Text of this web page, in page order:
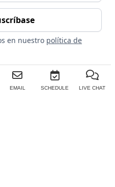
en nuestro política de
EMAIL SCHEDULE LIVE CHAT